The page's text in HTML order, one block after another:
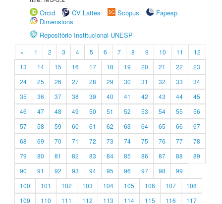
Orcid
CV Lattes Scopus
Fapesp
Dimensions
Repositório Institucional UNESP
« 1 2 3 4 5 6 7 8 9 10 11
12
13
14 15 16 17 18 19 20 21 22
23
24
25 26 27 28 29 30 31 32 33
34
35
36 37 38 39 40 41 42 43 44
45
46
47 48 49 50 51 52 53 54 55
56
57
58 59 60 61 62 63 64 65 66
67
68
69 70 71 72 73 74 75 76 77
78
79
80 81 82 83 84 85 86 87 88
89
90
91 92 93 94 95 96 97 98
99
100
101 102 103 104 105 106 107
108
109
110 111 112 113 114 115 116
117